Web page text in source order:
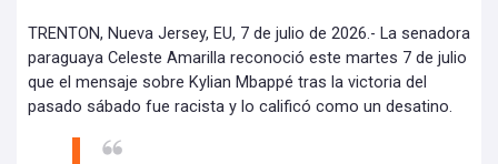
TRENTON, Nueva Jersey, EU, 7 de julio de 2026.- La senadora
paraguaya Celeste Amarilla reconoció este martes 7 de julio
que el mensaje sobre Kylian Mbappé tras la victoria del
pasado sábado fue racista y lo calificó como un desatino.